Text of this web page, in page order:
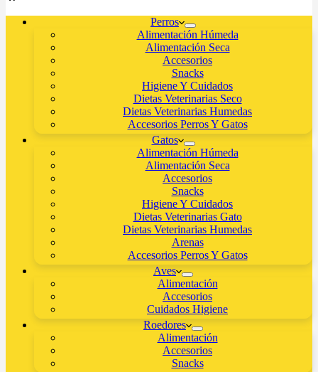
Perros
Alimentación Húmeda
Alimentación Seca
Accesorios
Snacks
Higiene Y Cuidados
Dietas Veterinarias Seco
Dietas Veterinarias Humedas
Accesorios Perros Y Gatos
Gatos
Alimentación Húmeda
Alimentación Seca
Accesorios
Snacks
Higiene Y Cuidados
Dietas Veterinarias Gato
Dietas Veterinarias Humedas
Arenas
Accesorios Perros Y Gatos
Aves
Alimentación
Accesorios
Cuidados Higiene
Roedores
Alimentación
Accesorios
Snacks